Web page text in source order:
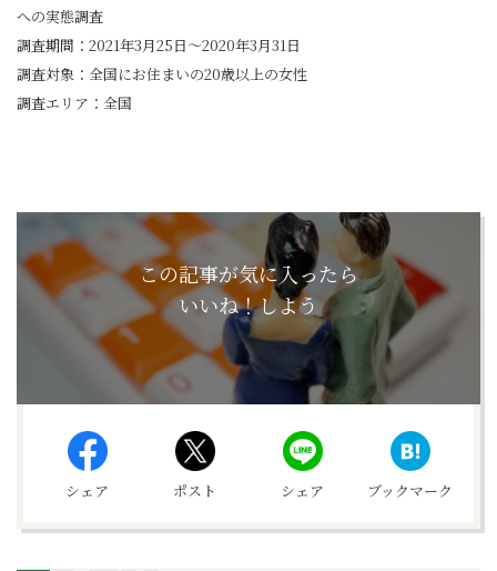
への実態調査
調査期間：2021年3月25日～2020年3月31日
調査対象：全国にお住まいの20歳以上の女性
調査エリア：全国
この記事が気に入ったら
いいね！しよう
シェア ポスト シェア ブックマーク